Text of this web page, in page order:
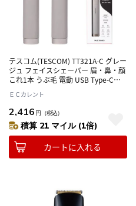
テスコム(TESCOM) TT321A-C グレー
ジュ フェイスシェーバー 眉・鼻・顔
これ1本 うぶ毛 電動 USB Type-C充
OK
ＥＣカレント
2,416 円 （税込）
積算 21 マイル (1倍)
カートに入れる